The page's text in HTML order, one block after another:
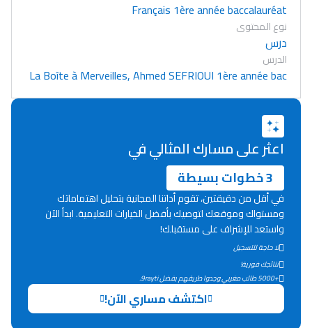
التعليم الثانوي التأهيلي
Français 1ère année baccalauréat
نوع المحتوى
درس
الدرس
La Boîte à Merveilles, Ahmed SEFRIOUI 1ère année bac
اعثر على مسارك المثالي في
3 خطوات بسيطة
في أقل من دقيقتين، تقوم أداتنا المجانية بتحليل اهتماماتك
ومستواك وموقعك لتوصيك بأفضل الخيارات التعليمية. ابدأ الآن
واستعد للإشراف على مستقبلك!
لا حاجة للتسجيل
نتائجك فورية!
+5000 طالب مغربي وجدوا طريقهم بفضل 9rayti.
اكتشف مساري الآن!